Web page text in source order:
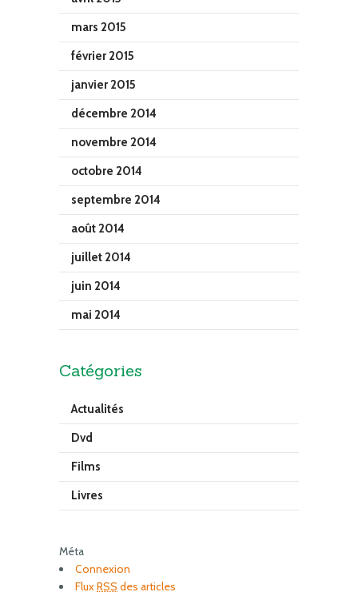
mars 2015
février 2015
janvier 2015
décembre 2014
novembre 2014
octobre 2014
septembre 2014
août 2014
juillet 2014
juin 2014
mai 2014
Catégories
Actualités
Dvd
Films
Livres
Méta
Connexion
FluxRSS des articles